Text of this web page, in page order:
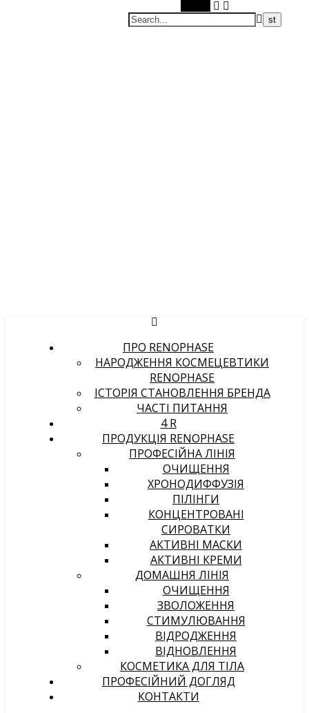
ПРО RENOPHASE
НАРОДЖЕННЯ КОСМЕЦЕВТИКИ
RENOPHASE
ІСТОРІЯ СТАНОВЛЕННЯ БРЕНДА
ЧАСТІ ПИТАННЯ
4 R
ПРОДУКЦІЯ RENOPHASE
ПРОФЕСІЙНА ЛІНІЯ
ОЧИЩЕННЯ
ХРОНОДИФФУЗІЯ
ПІЛІНГИ
КОНЦЕНТРОВАНІ
СИРОВАТКИ
АКТИВНІ МАСКИ
АКТИВНІ КРЕМИ
ДОМАШНЯ ЛІНІЯ
ОЧИЩЕННЯ
ЗВОЛОЖЕННЯ
СТИМУЛЮВАННЯ
ВІДРОДЖЕННЯ
ВІДНОВЛЕННЯ
КОСМЕТИКА ДЛЯ ТІЛА
ПРОФЕСІЙНИЙ ДОГЛЯД
КОНТАКТИ